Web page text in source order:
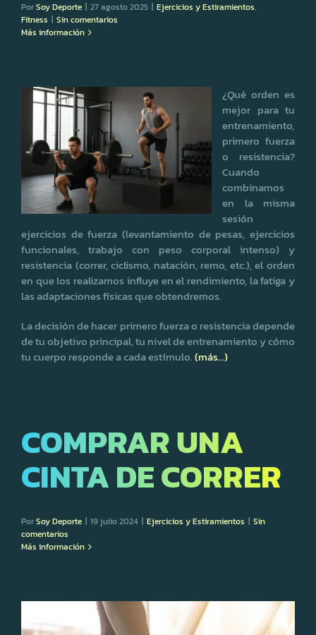
PorSoy Deporte | 27 agosto 2025 | Ejercicios y Estiramientos,
Fitness | Sin comentarios
Más información
¿Qué orden es
mejor para tu
entrenamiento,
primero fuerza
o resistencia?
Cuando
combinamos
en la misma
sesión
ejercicios de fuerza (levantamiento de pesas, ejercicios
funcionales, trabajo con peso corporal intenso) y
resistencia (correr, ciclismo, natación, remo, etc.), el orden
en que los realizamos influye en el rendimiento, la fatiga y
las adaptaciones físicas que obtendremos.
La decisión de hacer primero fuerza o resistencia depende
de tu objetivo principal, tu nivel de entrenamiento y cómo
tu cuerpo responde a cada estímulo.(más…)
COMPRAR UNA
CINTA DE CORRER
PorSoy Deporte | 19 julio 2024 | Ejercicios y Estiramientos | Sin
comentarios
Más información